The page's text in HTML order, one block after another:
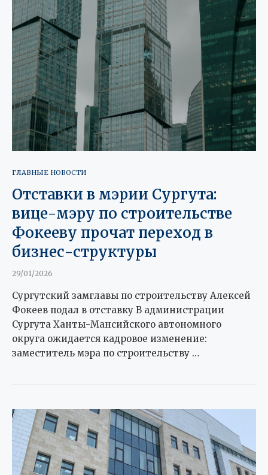
ГЛАВНЫЕ НОВОСТИ
Отставки в мэрии Сургута:
вице-мэру по строительстве
Фокееву прочат переход в
бизнес-структуры
29/01/2026
Сургутский замглавы по строительству Алексей
Фокеев подал в отставку В администрации
Сургута Ханты-Мансийского автономного
округа ожидается кадровое изменение:
заместитель мэра по строительству …